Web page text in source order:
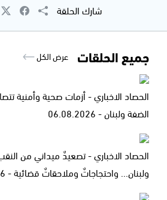
شارك الحلقة
جميع الحلقات عرض الكل
الحصاد الاخباري - أزمات صحية وأمنية
الضفة ولبنان - 06.08.2026
الحصاد الاخباري - تصعيدٌ ميداني من
ولبنان... واحتجاجاتٌ وملاحقاتٌ قضائية - 05.08.2026